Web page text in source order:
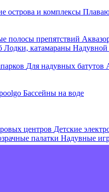
острова и комплексы
полосы препятствий
Лодки, катамараны Надувной
Для надувных батутов
Бассейны на воде
центров Детские
палатки Надувные